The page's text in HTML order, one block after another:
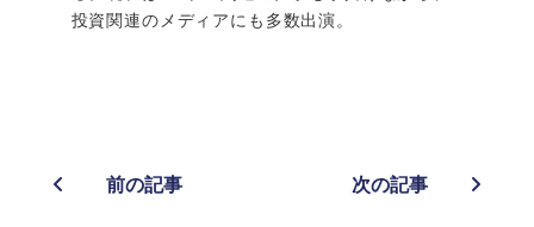
投資関連のメディアにも多数出演。
前の記事 次の記事